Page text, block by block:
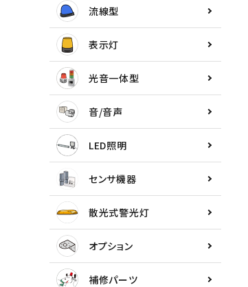
音/音声
LED照明
センサ機器
散光式警光灯
オプション
補修パーツ
製品選定の仕方
ガイドライン
流線型
表示灯
光音一体型
音/音声
LED照明
センサ機器
散光式警光灯
オプション
補修パーツ